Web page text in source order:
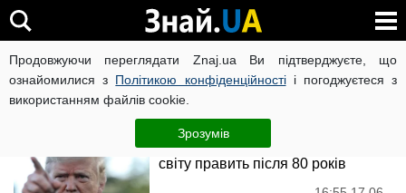
Продовжуючи переглядати Znaj.ua Ви підтверджуєте, що
ознайомилися з Політикою конфіденційностіі погоджуєтеся з
використанням файлів cookie.
Зрозумів
Дональд Трамп
Новини
Пенсія не для них: хто з лідерів
світу править після 80 років